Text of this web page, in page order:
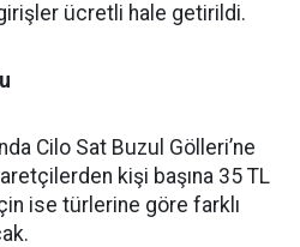
ücretli hale getirildi.
Cilo Sat Buzul Gölleri’ne
kişi başına 35 TL
ise türlerine göre farklı